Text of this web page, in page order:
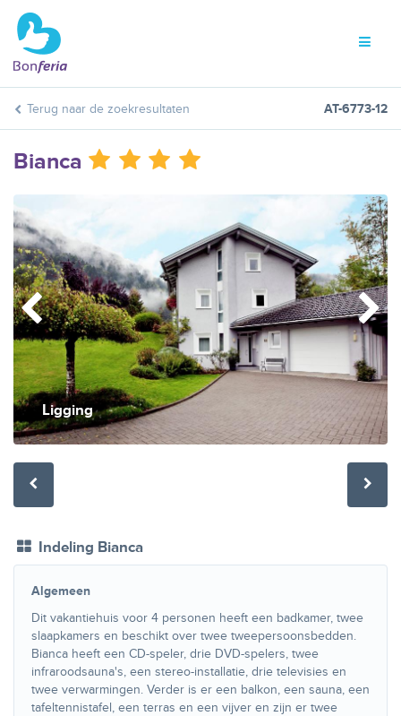
Terug naar de zoekresultaten AT-6773-12
Bianca
Ligging
Indeling Bianca
Algemeen
Dit vakantiehuis voor 4 personen heeft een badkamer, twee
slaapkamers en beschikt over twee tweepersoonsbedden.
Bianca heeft een CD-speler, drie DVD-spelers, twee
infraroodsauna's, een stereo-installatie, drie televisies en
twee verwarmingen. Verder is er een balkon, een sauna, een
tafeltennistafel, een terras en een vijver en zijn er twee